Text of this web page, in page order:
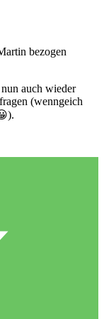
bezogen
auch wieder
(wenngeich
).